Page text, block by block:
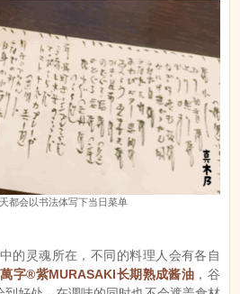
都会以书法体写下当日菜单
的灵魂所在，不同的料理人会有各自
萬字®紫MURASAKI长期熟成酱油 ，谷